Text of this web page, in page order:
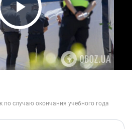
Play Video